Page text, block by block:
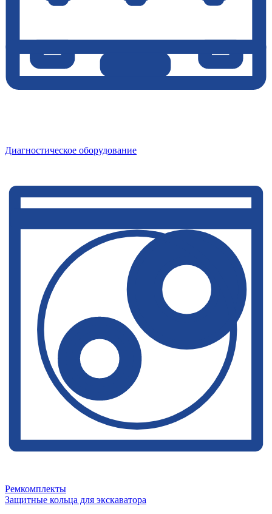
Диагностическое оборудование
Ремкомплекты
Защитные кольца для экскаватора